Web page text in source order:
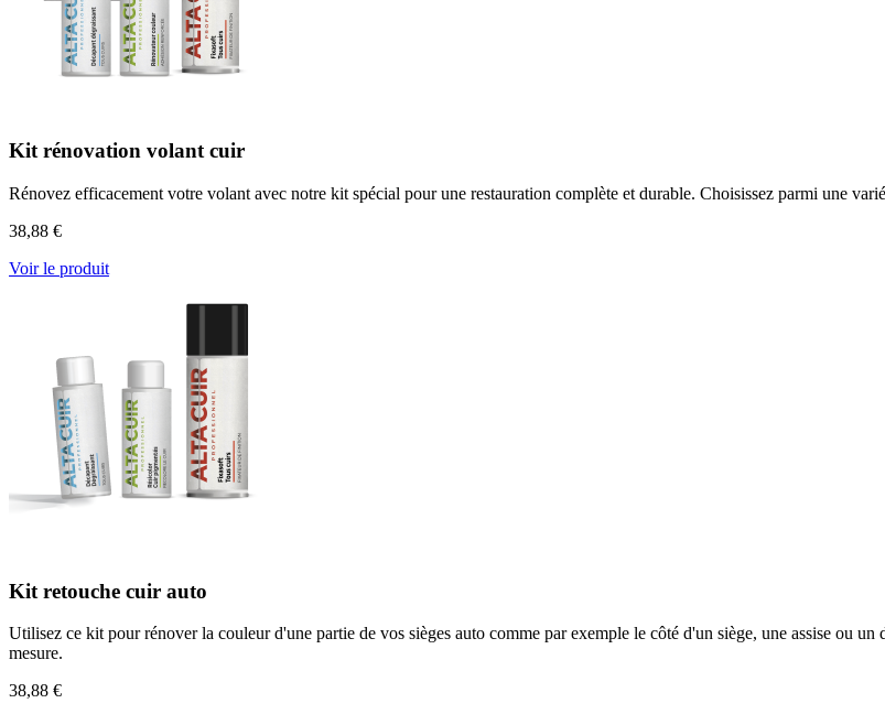
Kit rénovation volant cuir
Rénovez efficacement votre volant avec notre kit spécial pour une restauration complète et durable. Choisissez parmi une
38,88 €
Voir le produit
Kit retouche cuir auto
Utilisez ce kit pour rénover la couleur d'une partie de vos sièges auto comme par exemple le côté d'un siège, une assise ou
mesure.
38,88 €